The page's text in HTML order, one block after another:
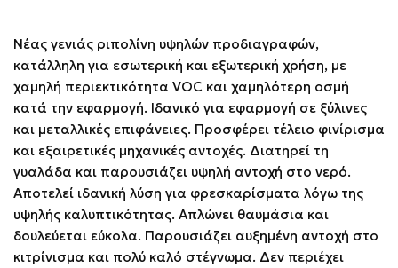
Νέας γενιάς ριπολίνη υψηλών προδιαγραφών,
κατάλληλη για εσωτερική και εξωτερική χρήση, με
χαμηλή περιεκτικότητα VOC και χαμηλότερη οσμή
κατά την εφαρμογή. Ιδανικό για εφαρμογή σε ξύλινες
και μεταλλικές επιφάνειες. Προσφέρει τέλειο φινίρισμα
και εξαιρετικές μηχανικές αντοχές. Διατηρεί τη
γυαλάδα και παρουσιάζει υψηλή αντοχή στο νερό.
Αποτελεί ιδανική λύση για φρεσκαρίσματα λόγω της
υψηλής καλυπτικότητας. Απλώνει θαυμάσια και
δουλεύεται εύκολα. Παρουσιάζει αυξημένη αντοχή στο
κιτρίνισμα και πολύ καλό στέγνωμα. Δεν περιέχει